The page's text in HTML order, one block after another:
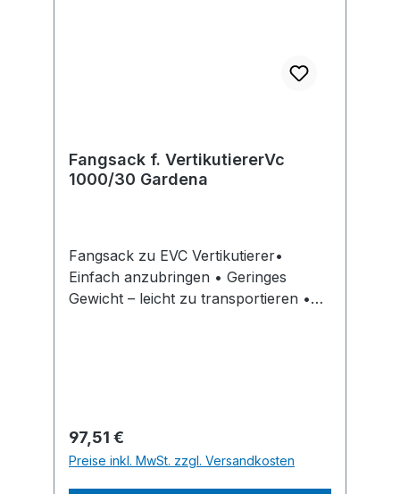
Fangsack f. VertikutiererVc
1000/30 Gardena
Fangsack zu EVC Vertikutierer•
Einfach anzubringen • Geringes
Gewicht – leicht zu transportieren •
100/30Hinweis: Kein Lagerartikel!
Beschaffung erfolgt kurzfristig.
Abweichende Lieferzeit. Beachten Sie
Regulärer Preis:
97,51 €
Preise inkl. MwSt. zzgl. Versandkosten